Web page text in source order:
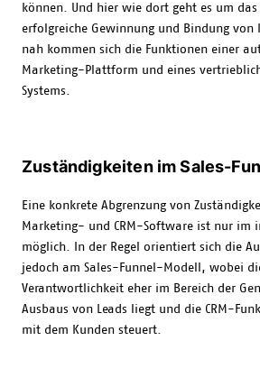
können. Und hier wie dort geht es um
erfolgreiche Gewinnung und Bindung von
nah kommen sich die Funktionen einer
Marketing-Plattform und eines
Systems.
Zuständigkeiten im Sales-
Eine konkrete Abgrenzung von
Marketing- und CRM-Software ist nur im
möglich. In der Regel orientiert sich die
jedoch am Sales-Funnel-Modell, wobei
Verantwortlichkeit eher im Bereich der
Ausbaus von Leads liegt und die CRM-
mit dem Kunden steuert.